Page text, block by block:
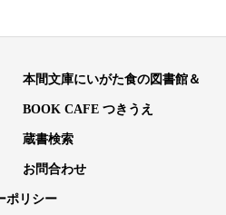
本間文庫にいがた食の図書館＆
BOOK CAFE つきうえ
蔵書検索
お問合わせ
ポリシー